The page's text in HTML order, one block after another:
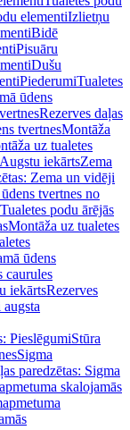
elementiIzlietņu
Bidē
Pisuāru
Dušu
PiederumiTualetes
ūdens
Rezerves daļas
tvertnesMontāža
uz tualetes
iekārtsZema
Zema un vidēji
tvertnes no
podu ārējās
Montāža uz tualetes
ūdens
caurules
iekārtsRezerves
PieslēgumiStūra
Sigma
paredzētas: Sigma
skalojamās